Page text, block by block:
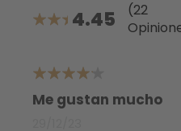
89.090909090909%
4.45
(22
4Me gustan mucho